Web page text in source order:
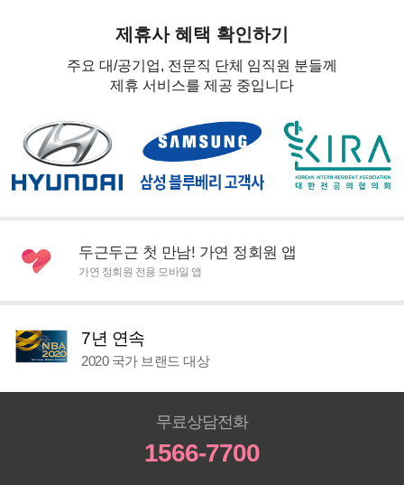
제휴사 혜택 확인하기
주요 대/공기업, 전문직 단체 임직원 분들께
제휴 서비스를 제공 중입니다
두근두근 첫 만남! 가연 정회원 앱
가연 정회원 전용 모바일 앱
7년 연속
2020 국가 브랜드 대상
무료상담전화
1566-7700